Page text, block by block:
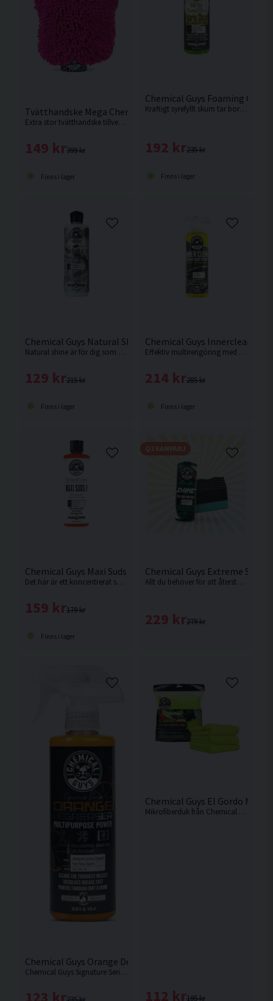
Tvätthandske Mega Chemical Guys Chenille Rosa
Extra stor tvätthandske tillverkad av mikrofiber från Amerikanska Chemical Guys.
399 kr
149 kr
Finns i lager
Chemical Guys Foaming
Kraftigt syrefyllt skum tar bort fläckar och rengör på djupet alla typer av tyginredning. Härlig doft av citrus.
235 kr
192 kr
Finns i lager
Chemical Guys Natural Shine Satin 473ml Plastbehandling
Natural shine är för dig som vill ha den där extra matta högklassiga finishen som i en fabriksny bil. Inget extra, bara riktigt rent och fräscht.
215 kr
129 kr
Finns i lager
Chemical Guys Innerclean
Effektiv multirengöring med doft av annanas med enkel applicering.
285 kr
214 kr
Finns i lager
Chemical Guys Maxi Suds II 473ml Bilschampo
Det här är ett koncentrerat superschampo, perfekt för dig som tvättar ofta.
179 kr
159 kr
Finns i lager
Chemical Guys Extreme
Allt du behöver för att återställa och skydda däck, plast- och gummidetaljer – inklusive professionell applikator för ett jämnt resultat.
279 kr
229 kr
Q3 KAMPANJ
Chemical Guys Orange Degreaser 473ml Avfettning
Chemical Guys Signature Series Orange Degreaser är deras mest populära vattenbaserade avfettning.
Chemical Guys El Gordo
Mikrofiberduk från Chemical Guys som levereras i 3-pack. Superfina mjuka mikrofiberdukar. Vi rekommenderar starkt!
195 kr
112 kr